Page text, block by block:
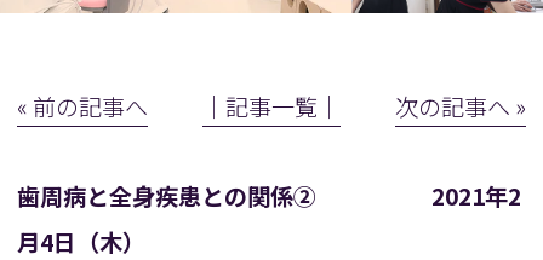
« 前の記事へ │記事一覧│ 次の記事へ »
歯周病と全身疾患との関係② 2021年2
月4日（木）